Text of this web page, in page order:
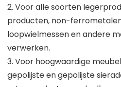
2. Voor alle soorten
producten, non-
loopwielmessen en andere
verwerken.
3. Voor hoogwaardige
gepolijste en gepolijste